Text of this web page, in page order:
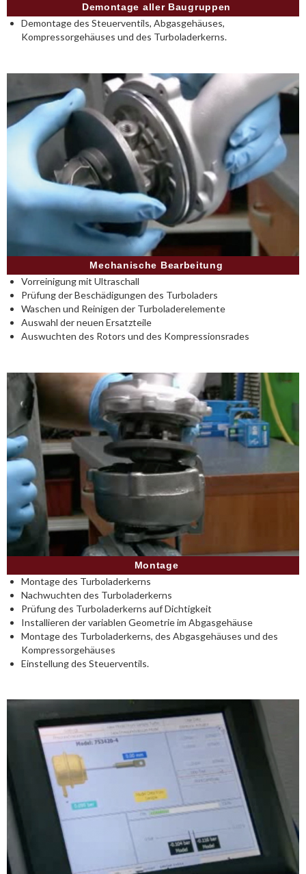
Demontage aller Baugruppen
Demontage des Steuerventils, Abgasgehäuses,
Kompressorgehäuses und des Turboladerkerns.
Mechanische Bearbeitung
Vorreinigung mit Ultraschall
Prüfung der Beschädigungen des Turboladers
Waschen und Reinigen der Turboladerelemente
Auswahl der neuen Ersatzteile
Auswuchten des Rotors und des Kompressionsrades
Montage
Montage des Turboladerkerns
Nachwuchten des Turboladerkerns
Prüfung des Turboladerkerns auf Dichtigkeit
Installieren der variablen Geometrie im Abgasgehäuse
Montage des Turboladerkerns, des Abgasgehäuses und des
Kompressorgehäuses
Einstellung des Steuerventils.